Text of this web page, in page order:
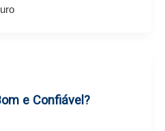
e Confiável?